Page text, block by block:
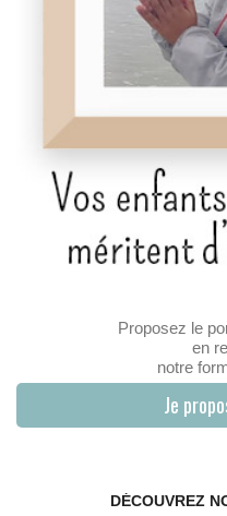
Proposez le
en
notre
Je
DÉCOUVREZ